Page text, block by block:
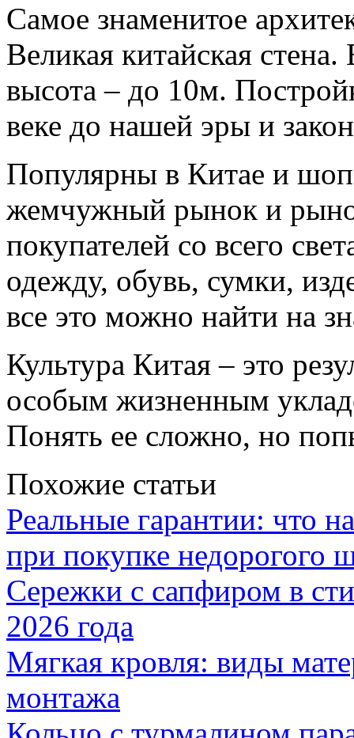
Самое знаменитое
Великая китайская
высота – до 10м.
веке до нашей эры и
Популярны в Китае и
жемчужный рынок и
покупателей со всего
одежду, обувь, сумки,
все это можно найти на
Культура Китая – это
особым жизненным
Понять ее сложно, но
Похожие статьи
Реальные гарантии: что
при покупке недорогого
Сережки с сапфиром в
2026 года
Мягкая кровля: виды
монтажа